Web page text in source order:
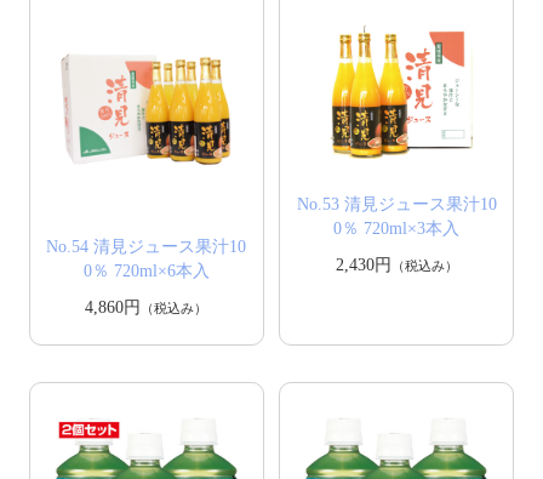
No.54 清見ジュース果汁10
0％ 720ml×6本入
4,860円
（税込み）
No.53 清見ジュース果汁10
0％ 720ml×3本入
2,430円
（税込み）